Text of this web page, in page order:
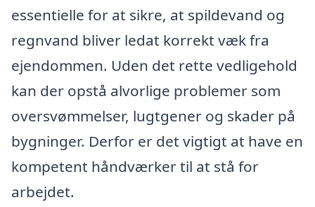
essentielle for at sikre, at spildevand og
regnvand bliver ledat korrekt væk fra
ejendommen. Uden det rette vedligehold
kan der opstå alvorlige problemer som
oversvømmelser, lugtgener og skader på
bygninger. Derfor er det vigtigt at have en
kompetent håndværker til at stå for
arbejdet.